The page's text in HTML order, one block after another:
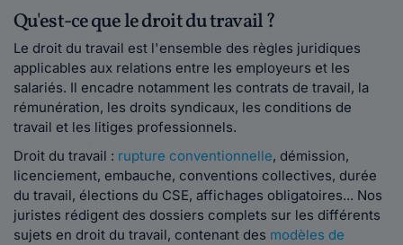
Qu'est-ce que le droit du travail ?
Le droit du travail est l'ensemble des règles juridiques
applicables aux relations entre les employeurs et les
salariés. Il encadre notamment les contrats de travail, la
rémunération, les droits syndicaux, les conditions de
travail et les litiges professionnels.
Droit du travail : rupture conventionnelle, démission,
licenciement, embauche, conventions collectives, durée
du travail, élections du CSE, affichages obligatoires... Nos
juristes rédigent des dossiers complets sur les différents
sujets en droit du travail, contenant des modèles de